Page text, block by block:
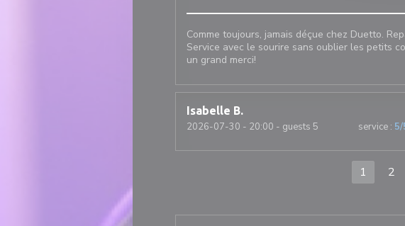
Comme toujours, jamais déçue chez Duetto.
Service avec le sourire sans oublier les petits
un grand merci!
Isabelle B
2026-07-30 - 20:00 - guests 5 service : 5/
1 2